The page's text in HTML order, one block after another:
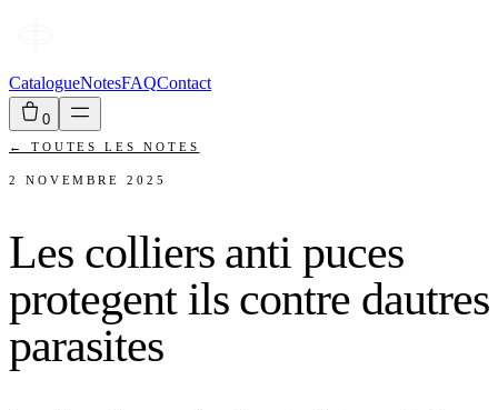
CatalogueNotesFAQContact
0
← TOUTES LES NOTES
2 NOVEMBRE 2025
Les colliers anti puces
protegent ils contre dautres
parasites